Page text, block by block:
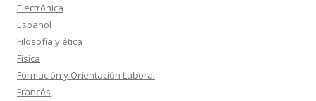
Electrónica
Español
Filosofía y ética
Física
Formación y Orientación Laboral
Francés